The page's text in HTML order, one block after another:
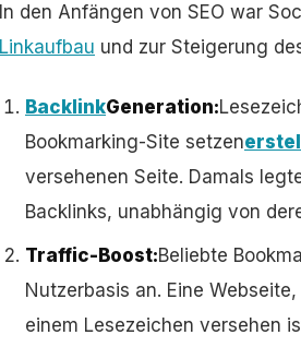
In den Anfängen von SEO war
Linkaufbau und zur Steigerung
BacklinkGeneration:
Bookmarking-Site setzen
versehenen Seite. Damals
Backlinks, unabhängig von
Traffic-Boost:Beliebte
Nutzerbasis an. Eine
einem Lesezeichen versehen